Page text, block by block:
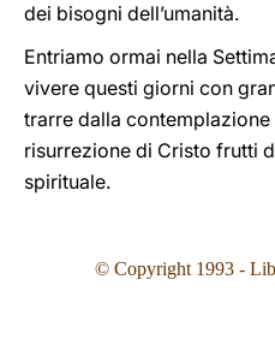
dei bisogni dell’umanità.
Entriamo ormai nella
vivere questi giorni con
trarre dalla
risurrezione di Cristo frutti
spirituale.
© Copyright 1993 -